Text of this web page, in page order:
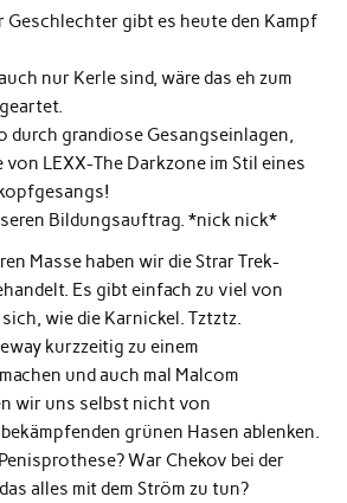
Geschlechter gibt es heute den Kampf
nur Kerle sind, wäre das eh zum
durch grandiose Gesangseinlagen,
LEXX-The Darkzone im Stil eines
Bildungsauftrag. *nick nick*
Masse haben wir die Strar Trek-
Es gibt einfach zu viel von
wie die Karnickel. Tztztz.
kurzzeitig zu einem
und auch mal Malcom
wir uns selbst nicht von
grünen Hasen ablenken.
War Chekov bei der
alles mit dem Ström zu tun?